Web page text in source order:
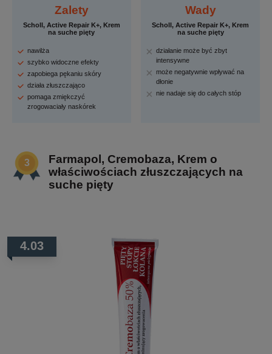
Zalety
Scholl, Active Repair K+, Krem
na suche pięty
nawilża
szybko widoczne efekty
zapobiega pękaniu skóry
działa złuszczająco
pomaga zmiękczyć
zrogowaciały naskórek
Wady
Scholl, Active Repair K+, Krem
na suche pięty
działanie może być zbyt
intensywne
może negatywnie wpływać na
dłonie
nie nadaje się do całych stóp
Farmapol, Cremobaza, Krem o
właściwościach złuszczających na
suche pięty
4.03